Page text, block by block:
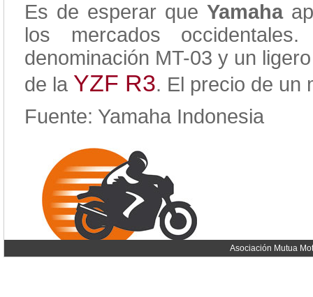
Es de esperar que Yamaha
los mercados
denominación MT-03 y un
de la YZF R3. El precio de un
Fuente: Yamaha Indonesia
Asociación Mutua